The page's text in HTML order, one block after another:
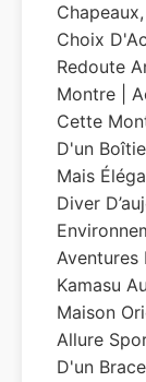
Choix
Redoute
Montre |
Cette
D'un
Mais
Diver
Aventures
Kamasu
Maison
Allure
D'un